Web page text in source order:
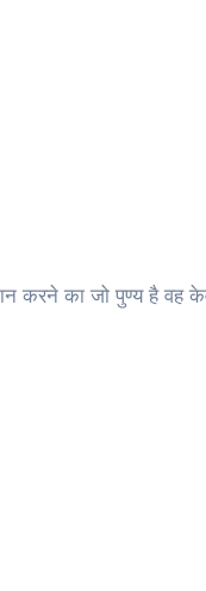
करने का जो पुण्य है वह